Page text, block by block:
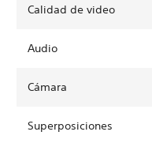
Calidad de video
Audio
Cámara
Superposiciones